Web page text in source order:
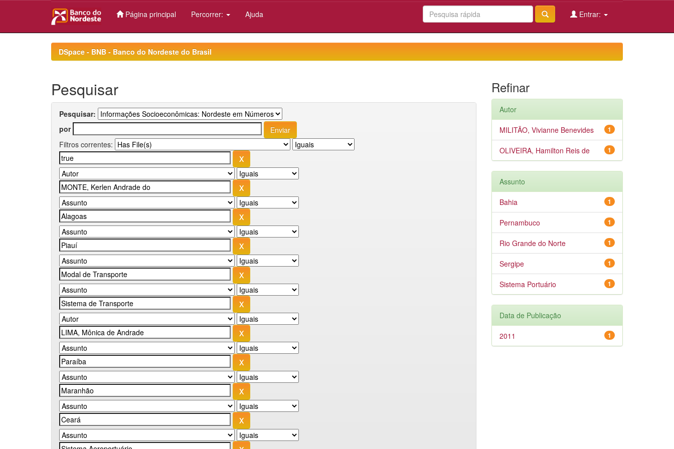
Página principal Percorrer: Ajuda Entrar:
DSpace - BNB - Banco do Nordeste do Brasil
Pesquisar
Pesquisar:
por
Filtros correntes:
Refinar
Autor
1
MILITÃO, Vivianne Benevides
1
OLIVEIRA, Hamilton Reis de
Assunto
1
Bahia
1
Pernambuco
1
Rio Grande do Norte
1
Sergipe
1
Sistema Portuário
Data de Publicação
1
2011